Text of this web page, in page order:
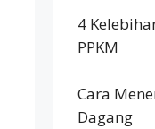
4
PPKM
Cara
Dagang